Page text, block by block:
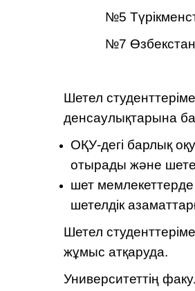
№5
№7 Өзбекстан
Шетел
денсаулықтарына
ОҚУ-дегі барлық
отырады және шетел
шет мемлекеттерде
шетелдік
Шетел
жұмыс атқаруда.
Университеттің